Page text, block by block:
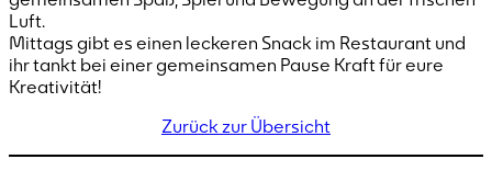
Luft.
Mittags gibt es einen leckeren Snack im Restaurant und
ihr tankt bei einer gemeinsamen Pause Kraft für eure
Kreativität!
Zurück zur Übersicht